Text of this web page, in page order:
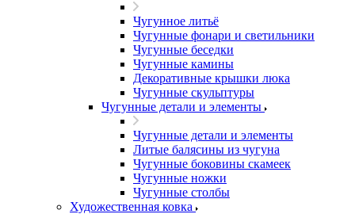
Чугунное литьё
Чугунные фонари и светильники
Чугунные беседки
Чугунные камины
Декоративные крышки люка
Чугунные скульптуры
Чугунные детали и элементы
Чугунные детали и элементы
Литые балясины из чугуна
Чугунные боковины скамеек
Чугунные ножки
Чугунные столбы
Художественная ковка